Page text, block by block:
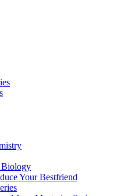
Biology
Your Bestfriend